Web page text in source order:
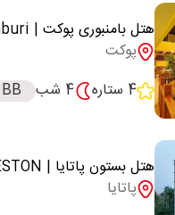
هتل بامنبوری پوکت | baumanburi
پوکت
4 ستاره
4 شب BB
هتل بستون پاتایا | BESTON
پاتایا